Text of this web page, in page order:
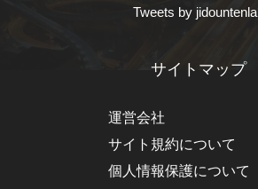
Tweets by
サイトマップ
運営会社
サイト規約について
個人情報保護について